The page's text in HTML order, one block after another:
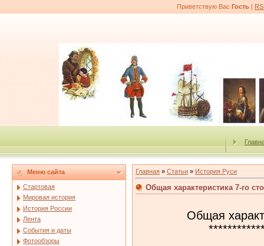
Приветствую Вас Гость |
Меню сайта
Стартовая
Мировая история
История России
Лента
События и даты
Фотообзоры
Главная » Статьи » История Руси
Общая характеристика 7-го
Общая